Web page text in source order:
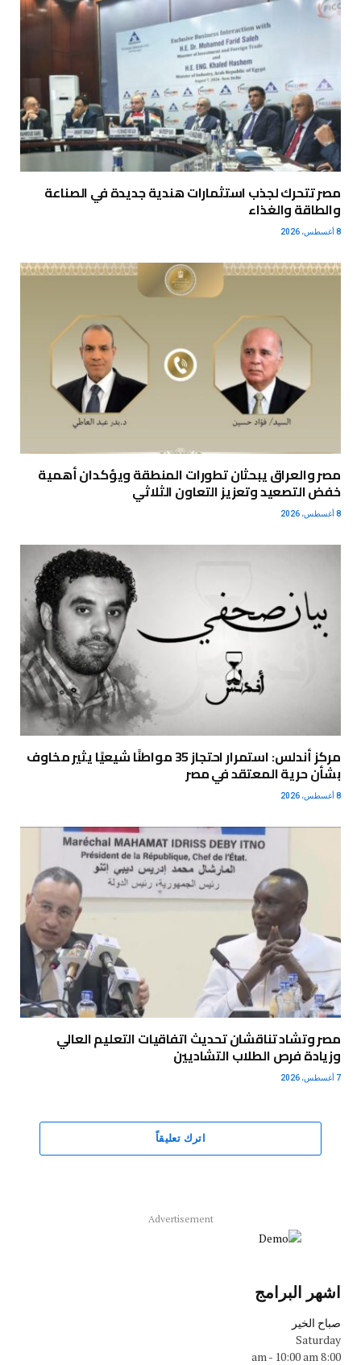
مصر تتحرك لجذب استثمارات هندية جديدة في الصناعة
والطاقة والغذاء
8 أغسطس، 2026
مصر والعراق يبحثان تطورات المنطقة ويؤكدان أهمية
خفض التصعيد وتعزيز التعاون الثلاثي
8 أغسطس، 2026
مركز أندلس: استمرار احتجاز 35 مواطنًا شيعيًا يثير مخاوف
بشأن حرية المعتقد في مصر
8 أغسطس، 2026
مصر وتشاد تناقشان تحديث اتفاقيات التعليم العالي
وزيادة فرص الطلاب التشاديين
7 أغسطس، 2026
اترك تعليقاً
Advertisement
اشهر البرامج
صباح الخير
Saturday
8:00 am
- 10:00 am